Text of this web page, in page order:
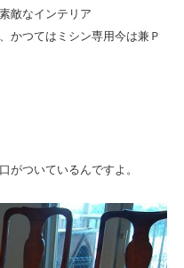
敵なインテリア
かつてはミシン専用今は兼Ｐ
がついているんですよ。